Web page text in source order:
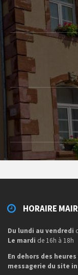
HORAIRE
Du lundi au vendredi
Le mardi de 16h à 18h
En dehors des
messagerie du site